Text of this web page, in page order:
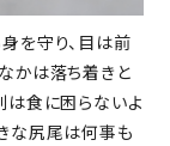
を守り、目は前
かは落ち着きと
は食に困らないよ
な尻尾は何事も